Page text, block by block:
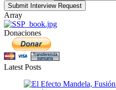
Submit Interview Request
Array
Donaciones
Latest Posts